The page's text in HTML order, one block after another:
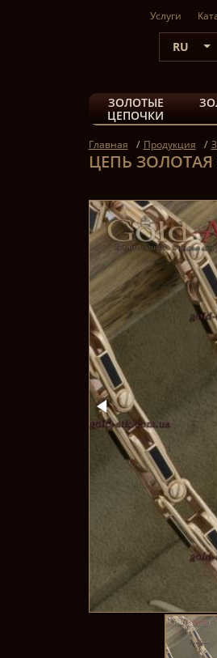
Услуги
RU
ЗОЛОТЫЕ
ЦЕПОЧКИ
Главная Продукция
ЦЕПЬ ЗОЛОТАЯ